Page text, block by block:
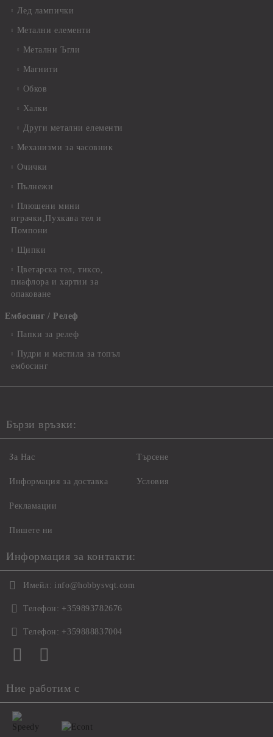
Лед лампички
Метални елементи
Метални Ъгли
Магнити
Обков
Халки
Други метални елементи
Механизми за часовник
Очички
Пълнежи
Плюшени мини
играчки,Пухкава тел и
Помпони
Щипки
Цветарска тел, тиксо,
пиафлора и хартии за
опаковане
Ембосинг / Релеф
Папки за релеф
Пудри и мастила за топъл
ембосинг
Бързи връзки:
За Нас
Информация за доставка
Рекламации
Пишете ни
Търсене
Условия
Информация за контакти:
Имейл: info@hobbysvqt.com
Телефон: +359893782676
Телефон: +359888837004
Ние работим с